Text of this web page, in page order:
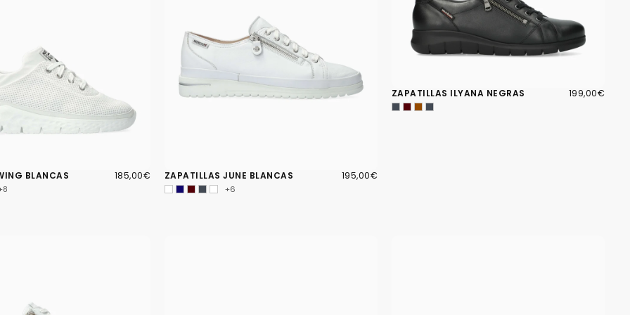
BLANCAS 185,00€
PRECIO
185,00€ ZAPATILLAS JUNE BLANCAS 195,00€
PRECIO
195,00€
+6
ZAPATILLAS ILYANA NEGRAS 199,00€
PRECIO
199,00€